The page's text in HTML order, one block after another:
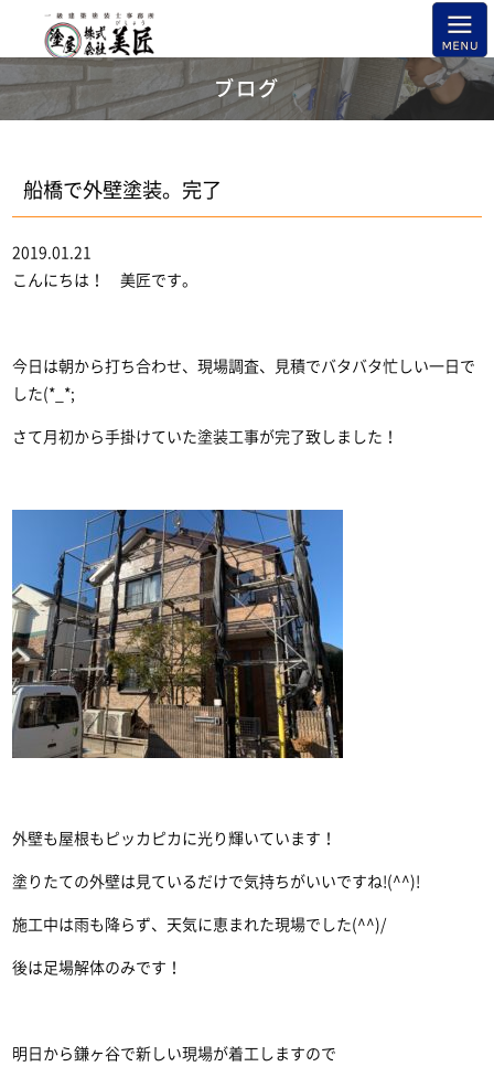
ブログ
船橋で外壁塗装。完了
2019.01.21
こんにちは！ 美匠です。
今日は朝から打ち合わせ、現場調査、見積でバタバタ忙しい一日で
した(*_*;
さて月初から手掛けていた塗装工事が完了致しました！
外壁も屋根もピッカピカに光り輝いています！
塗りたての外壁は見ているだけで気持ちがいいですね!(^^)!
施工中は雨も降らず、天気に恵まれた現場でした(^^)/
後は足場解体のみです！
明日から鎌ヶ谷で新しい現場が着工しますので